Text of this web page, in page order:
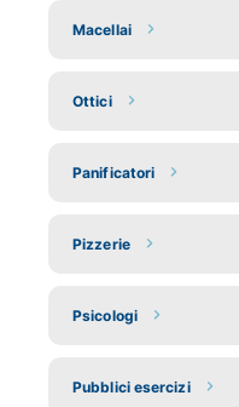
Macellai
Ottici
Panificatori
Pizzerie
Psicologi
Pubblici esercizi